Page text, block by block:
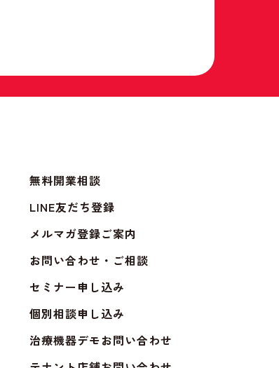
無料開業相談
LINE友だち登録
メルマガ登録ご案内
お問い合わせ・ご相談
セミナー申し込み
個別相談申し込み
治療機器デモお問い合わせ